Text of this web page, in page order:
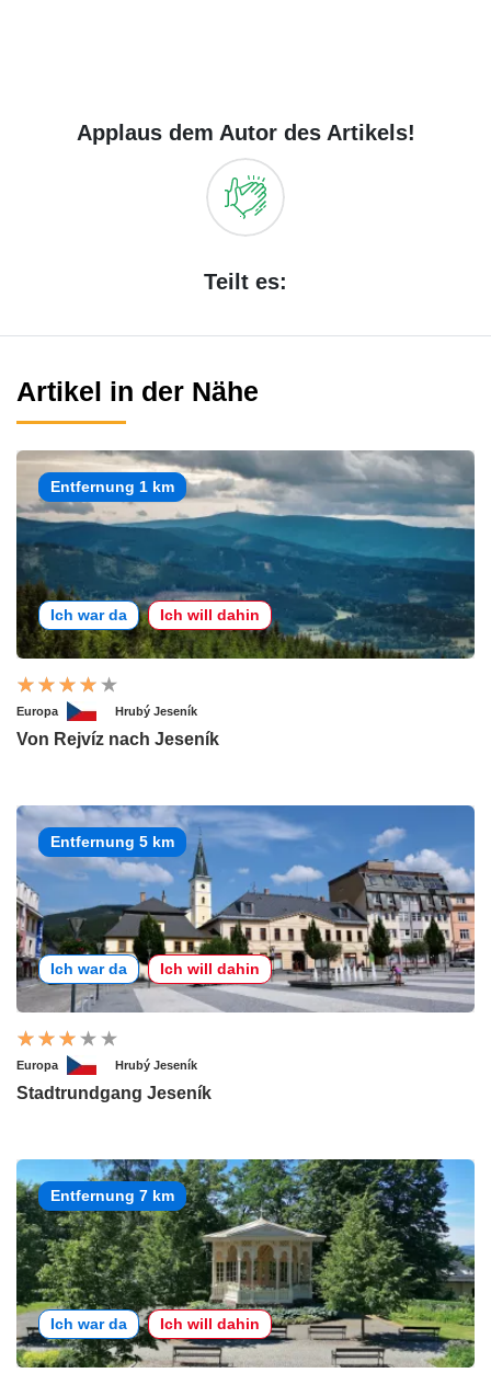
Applaus dem Autor des Artikels!
Teilt es:
Artikel in der Nähe
Entfernung 1 km
Ich war da Ich will dahin
Europa Hrubý Jeseník
Von Rejvíz nach Jeseník
Entfernung 5 km
Ich war da Ich will dahin
Europa Hrubý Jeseník
Stadtrundgang Jeseník
Entfernung 7 km
Ich war da Ich will dahin